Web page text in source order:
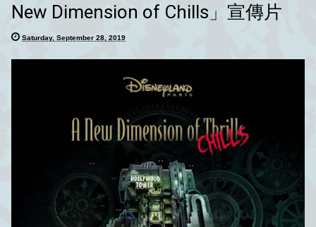
New Dimension of Chills」宣傳片
Saturday, September 28, 2019